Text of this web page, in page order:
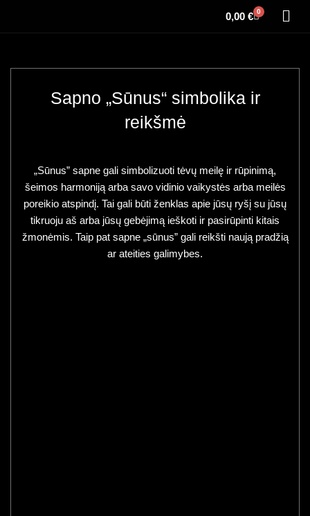
0,00 € 0
Sapno „Sūnus“ simbolika ir
reikšmė
„Sūnus” sapne gali simbolizuoti tėvų meilę ir rūpinimą,
šeimos harmoniją arba savo vidinio vaikystės arba meilės
poreikio atspindį. Tai gali būti ženklas apie jūsų ryšį su jūsų
tikruoju aš arba jūsų gebėjimą ieškoti ir pasirūpinti kitais
žmonėmis. Taip pat sapne „sūnus” gali reikšti naują pradžią
ar ateities galimybes.